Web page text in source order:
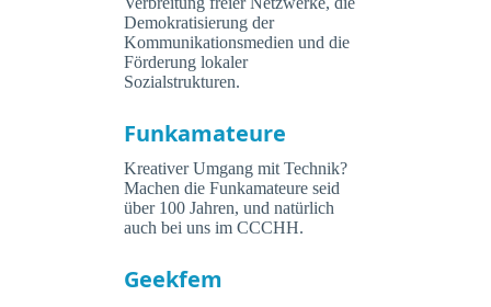
Demokratisierung der
Kommunikationsmedien und die
Förderung lokaler
Sozialstrukturen.
Funkamateure
Kreativer Umgang mit Technik?
Machen die Funkamateure seid
über 100 Jahren, und natürlich
auch bei uns im CCCHH.
Geekfem